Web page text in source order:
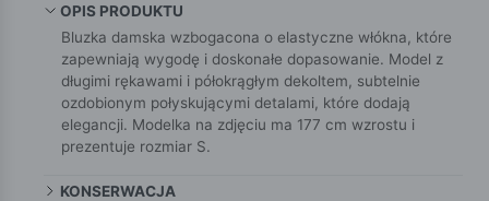
OPIS PRODUKTU
Bluzka damska wzbogacona o elastyczne włókna, które
zapewniają wygodę i doskonałe dopasowanie. Model z
długimi rękawami i półokrągłym dekoltem, subtelnie
ozdobionym połyskującymi detalami, które dodają
elegancji. Modelka na zdjęciu ma 177 cm wzrostu i
prezentuje rozmiar S.
KONSERWACJA